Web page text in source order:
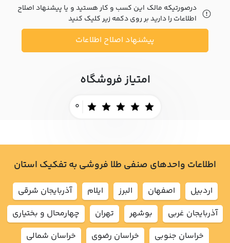
درصورتیکه مالک این کسب و کار هستید و یا پیشنهاد اصلاح
اطلاعات را دارید بر روی دکمه زیر کلیک کنید
پیشنهاد اصلاح اطلاعات
امتیاز فروشگاه
0
اطلاعات واحدهای صنفی طلا فروشی به تفکیک استان
اردبيل اصفهان البرز ايلام
آذربايجان شرقي
آذربايجان غربي
بوشهر تهران
چهارمحال و بختياري
خراسان جنوبي
خراسان رضوي
خراسان شمالي